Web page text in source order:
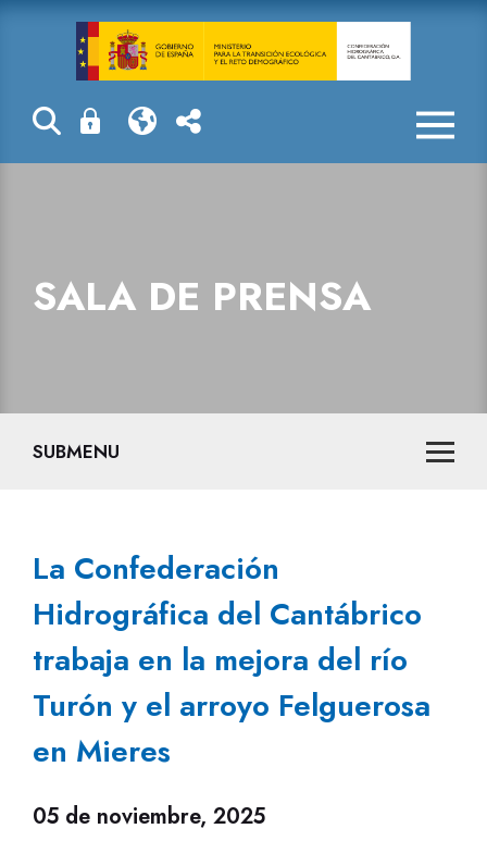
La
SALA DE PRENSA
SUBMENU
La Confederación
Hidrográfica del Cantábrico
trabaja en la mejora del río
Turón y el arroyo Felguerosa
en Mieres
05 de noviembre, 2025